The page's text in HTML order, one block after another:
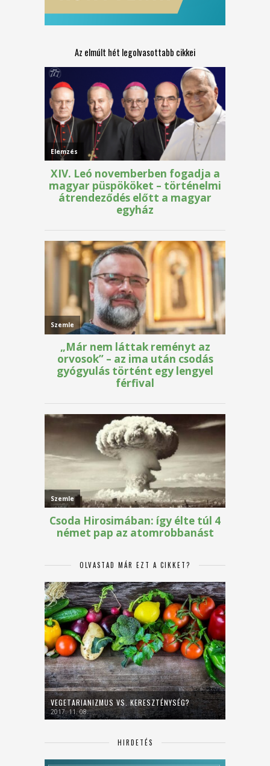
Az elmúlt hét legolvasottabb cikkei
OLVASTAD MÁR EZT A CIKKET?
VEGETARIANIZMUS VS. KERESZTÉNYSÉG?
2017. 11. 08.
HIRDETÉS